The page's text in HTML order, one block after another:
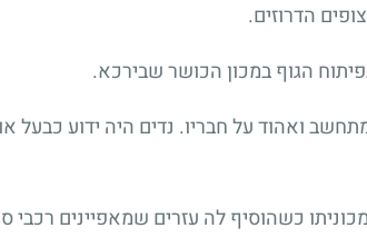
הדרוזים.
הגוף במכון הכושר שבירכא.
ואהוד על חבריו. נדים היה ידוע
כשהוסיף לה עזרים שמאפיינים רכבי